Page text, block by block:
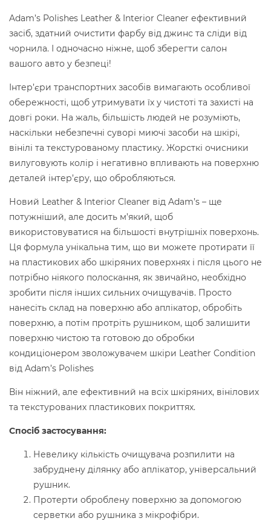
Adam’s Polishes Leather & Interior Cleaner ефективний
засіб, здатний очистити фарбу від джинс та сліди від
чорнила. І одночасно ніжне, щоб зберегти салон
вашого авто у безпеці!
Інтер’єри транспортних засобів вимагають особливої
обережності, щоб утримувати їх у чистоті та захисті на
довгі роки. На жаль, більшість людей не розуміють,
наскільки небезпечні суворі миючі засоби на шкірі,
вінілі та текстурованому пластику. Жорсткі очисники
вилуговують колір і негативно впливають на поверхню
деталей інтер’єру, що обробляються.
Новий Leather & Interior Cleaner від Adam’s – ще
потужніший, але досить м’який, щоб
використовуватися на більшості внутрішніх поверхонь.
Ця формула унікальна тим, що ви можете протирати її
на пластикових або шкіряних поверхнях і після цього не
потрібно ніякого полоскання, як звичайно, необхідно
зробити після інших сильних очищувачів. Просто
нанесіть склад на поверхню або аплікатор, обробіть
поверхню, а потім протріть рушником, щоб залишити
поверхню чистою та готовою до обробки
кондиціонером зволожувачем шкіри Leather Condition
від Adam’s Polishes
Він ніжний, але ефективний на всіх шкіряних, вінілових
та текстурованих пластикових покриттях.
Спосіб застосування:
Невелику кількість очищувача розпилити на
забруднену ділянку або аплікатор, універсальний
рушник.
Протерти оброблену поверхню за допомогою
серветки або рушника з мікрофібри.